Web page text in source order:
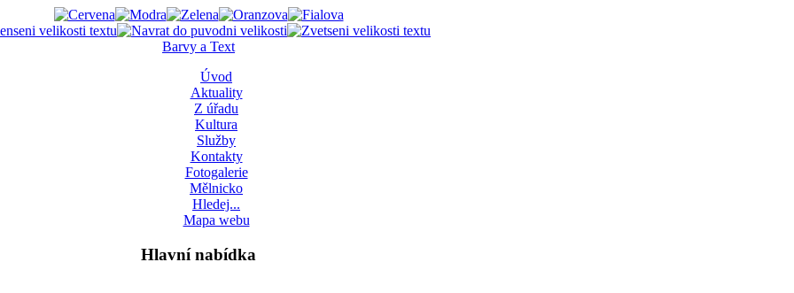
Barvy a Text
Úvod
Aktuality
Z úřadu
Kultura
Služby
Kontakty
Fotogalerie
Mělnicko
Hledej...
Mapa webu
Hlavní nabídka